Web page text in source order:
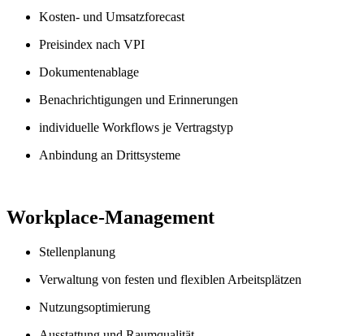
Kosten- und Umsatzforecast
Preisindex nach VPI
Dokumentenablage
Benachrichtigungen und Erinnerungen
individuelle Workflows je Vertragstyp
Anbindung an Drittsysteme
Workplace-Management
Stellenplanung
Verwaltung von festen und flexiblen Arbeitsplätzen
Nutzungsoptimierung